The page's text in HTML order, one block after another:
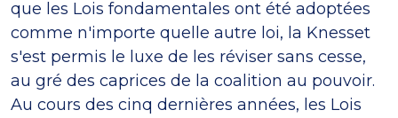
que les Lois fondamentales ont été adoptées
comme n'importe quelle autre loi, la Knesset
s'est permis le luxe de les réviser sans cesse,
au gré des caprices de la coalition au pouvoir.
Au cours des cinq dernières années, les Lois